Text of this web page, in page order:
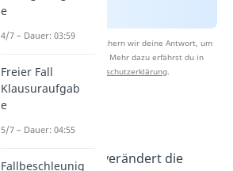
Nach Beantwortung speichern wir deine Antwort, um
Studyflix zu verbessern. Mehr dazu erfährst du in
Datenschutzerklärung.
Temperatur
Die Temperatur
verändert die
e
4/7 – Dauer: 03:59
Freier Fall
Klausuraufgab
e
5/7 – Dauer: 04:55
Fallbeschleunig